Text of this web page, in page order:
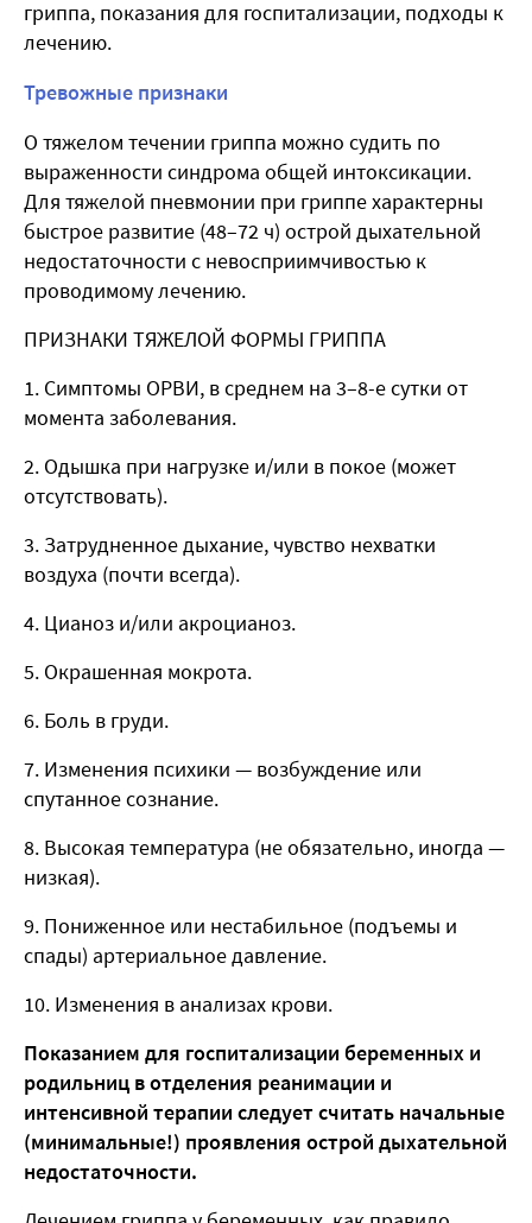
гриппа, показания для госпитализации, подходы к
лечению.
Тревожные признаки
О тяжелом течении гриппа можно судить по
выраженности синдрома общей интоксикации.
Для тяжелой пневмонии при гриппе характерны
быстрое развитие (48–72 ч) острой дыхательной
недостаточности с невосприимчивостью к
проводимому лечению.
ПРИЗНАКИ ТЯЖЕЛОЙ ФОРМЫ ГРИППА
Симптомы ОРВИ, в среднем на 3–8-е сутки от
момента заболевания.
Одышка при нагрузке и/или в покое (может
отсутствовать).
Затрудненное дыхание, чувство нехватки
воздуха (почти всегда).
Цианоз и/или акроцианоз.
Окрашенная мокрота.
Боль в груди.
Изменения психики — возбуждение или
спутанное сознание.
Высокая температура (не обязательно, иногда —
низкая).
Пониженное или нестабильное (подъемы и
спады) артериальное давление.
Изменения в анализах крови.
Показанием для госпитализации беременных и
родильниц в отделения реанимации и
интенсивной терапии следует считать начальные
(минимальные!) проявления острой дыхательной
недостаточности.